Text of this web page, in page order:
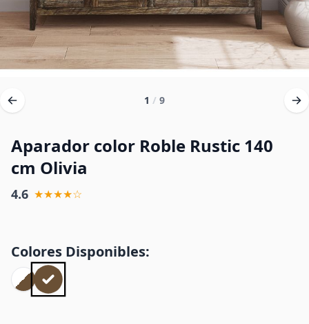
1 / 9
Aparador color Roble Rustic 140
cm Olivia
4.6 ★★★★☆
Colores Disponibles: